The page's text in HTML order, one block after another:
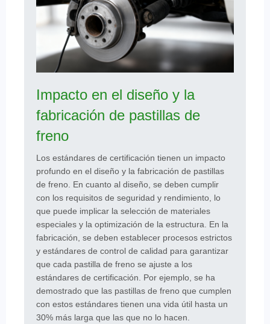
Impacto en el diseño y la
fabricación de pastillas de
freno
Los estándares de certificación tienen un impacto
profundo en el diseño y la fabricación de pastillas
de freno. En cuanto al diseño, se deben cumplir
con los requisitos de seguridad y rendimiento, lo
que puede implicar la selección de materiales
especiales y la optimización de la estructura. En la
fabricación, se deben establecer procesos estrictos
y estándares de control de calidad para garantizar
que cada pastilla de freno se ajuste a los
estándares de certificación. Por ejemplo, se ha
demostrado que las pastillas de freno que cumplen
con estos estándares tienen una vida útil hasta un
30% más larga que las que no lo hacen.